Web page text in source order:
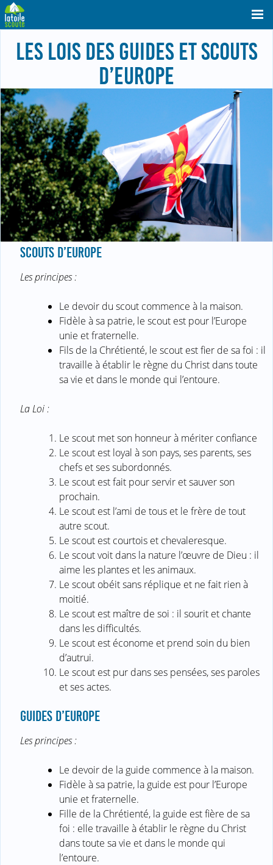
LES LOIS DES GUIDES ET SCOUTS
D’EUROPE
SCOUTS D’EUROPE
Les principes :
Le devoir du scout commence à la maison.
Fidèle à sa patrie, le scout est pour l’Europe
unie et fraternelle.
Fils de la Chrétienté, le scout est fier de sa foi : il
travaille à établir le règne du Christ dans toute
sa vie et dans le monde qui l’entoure.
La Loi :
Le scout met son honneur à mériter confiance
Le scout est loyal à son pays, ses parents, ses
chefs et ses subordonnés.
Le scout est fait pour servir et sauver son
prochain.
Le scout est l’ami de tous et le frère de tout
autre scout.
Le scout est courtois et chevaleresque.
Le scout voit dans la nature l’œuvre de Dieu : il
aime les plantes et les animaux.
Le scout obéit sans réplique et ne fait rien à
moitié.
Le scout est maître de soi : il sourit et chante
dans les difficultés.
Le scout est économe et prend soin du bien
d’autrui.
Le scout est pur dans ses pensées, ses paroles
et ses actes.
GUIDES D’EUROPE
Les principes :
Le devoir de la guide commence à la maison.
Fidèle à sa patrie, la guide est pour l’Europe
unie et fraternelle.
Fille de la Chrétienté, la guide est fière de sa
foi : elle travaille à établir le règne du Christ
dans toute sa vie et dans le monde qui
l’entoure.